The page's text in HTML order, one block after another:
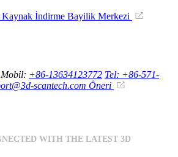
Kaynak İndirme Bayilik Merkezi
Mobil: +86-13634123772 Tel: +86-571-
scantech.com Öneri